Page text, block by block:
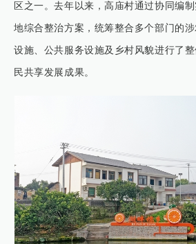
区之一。去年以来，高庙村通过协同编
地综合整治方案，统筹整合多个部门的
设施、公共服务设施及乡村风貌进行了
民共享发展成果。